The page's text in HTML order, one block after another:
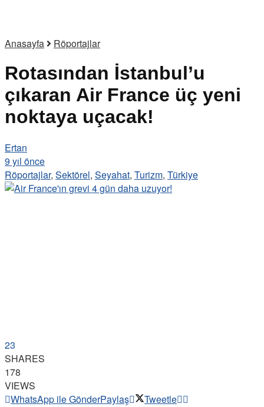
Anasayfa Röportajlar
Rotasından İstanbul’u
çıkaran Air France üç yeni
noktaya uçacak!
Ertan
9 yıl önce
Röportajlar, Sektörel, Seyahat, Turizm, Türkiye
23
SHARES
178
VIEWS
WhatsApp ile GönderPaylaş Tweetle